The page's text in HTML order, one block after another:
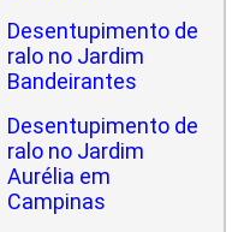
Desentupimento de
ralo no Jardim
Bandeirantes
Desentupimento de
ralo no Jardim
Aurélia em
Campinas